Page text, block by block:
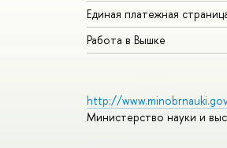
Единая платежная
Работа в Вышке
http://
Министерство науки и